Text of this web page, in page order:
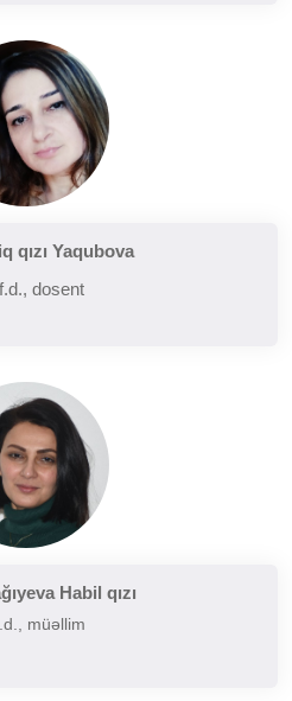
qızı Yaqubova
dosent
Habil qızı
müəllim